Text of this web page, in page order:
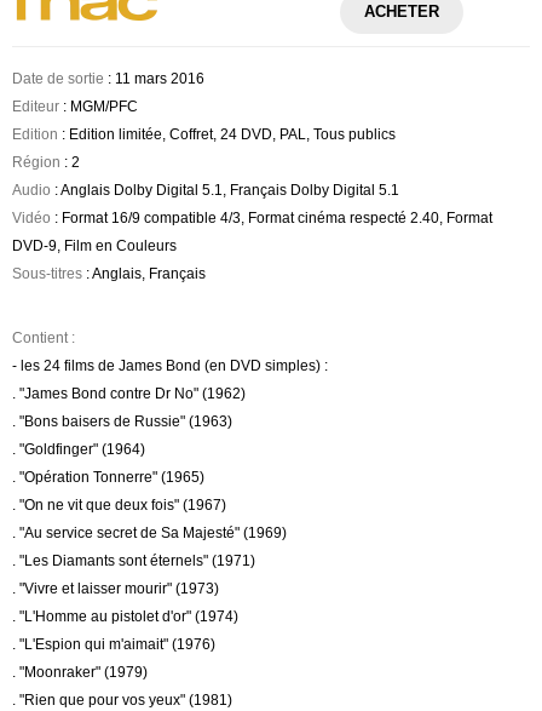
ACHETER
Date de sortie : 11 mars 2016
Editeur : MGM/PFC
Edition : Edition limitée, Coffret, 24 DVD, PAL, Tous publics
Région : 2
Audio : Anglais Dolby Digital 5.1, Français Dolby Digital 5.1
Vidéo : Format 16/9 compatible 4/3, Format cinéma respecté 2.40, Format
DVD-9, Film en Couleurs
Sous-titres : Anglais, Français
Contient :
- les 24 films de James Bond (en DVD simples) :
. "James Bond contre Dr No" (1962)
. "Bons baisers de Russie" (1963)
. "Goldfinger" (1964)
. "Opération Tonnerre" (1965)
. "On ne vit que deux fois" (1967)
. "Au service secret de Sa Majesté" (1969)
. "Les Diamants sont éternels" (1971)
. "Vivre et laisser mourir" (1973)
. "L'Homme au pistolet d'or" (1974)
. "L'Espion qui m'aimait" (1976)
. "Moonraker" (1979)
. "Rien que pour vos yeux" (1981)